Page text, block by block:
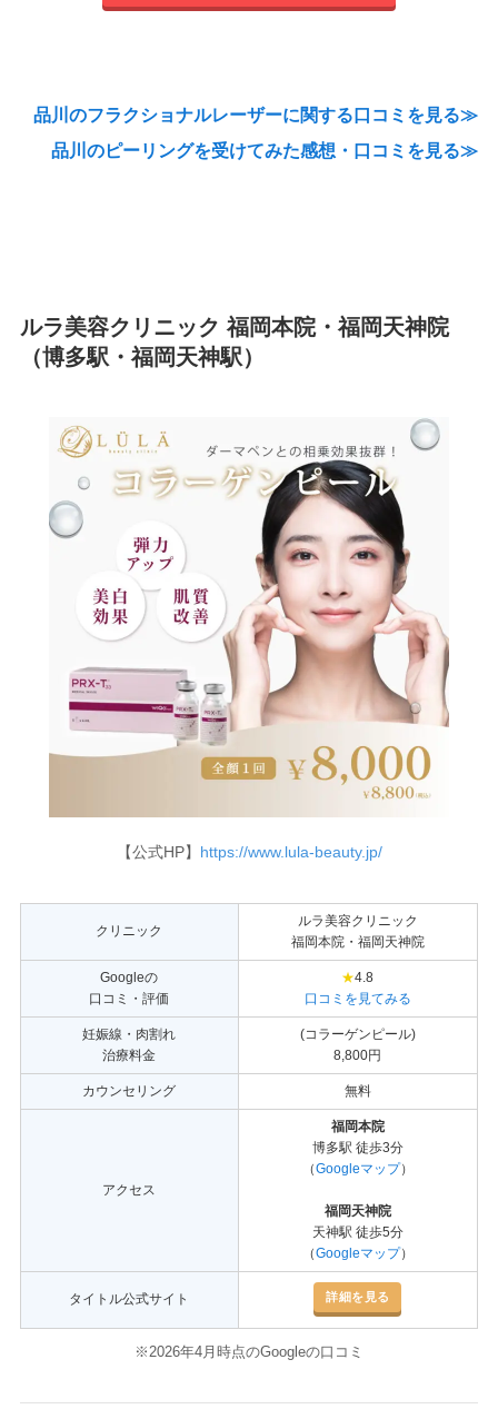
品川のフラクショナルレーザーに関する口コミを見る≫
品川のピーリングを受けてみた感想・口コミを見る≫
ルラ美容クリニック 福岡本院・福岡天神院
（博多駅・福岡天神駅）
【公式HP】 https://www.lula-beauty.jp/
クリニック
ルラ美容クリニック
福岡本院・福岡天神院
Googleの
口コミ・評価
★4.8
口コミを見てみる
妊娠線・肉割れ
治療料金
(コラーゲンピール)
8,800円
カウンセリング 無料
アクセス
福岡本院
博多駅 徒歩3分
（Googleマップ）
福岡天神院
天神駅 徒歩5分
（Googleマップ）
タイトル公式サイト 詳細を見る
※2026年4月時点のGoogleの口コミ